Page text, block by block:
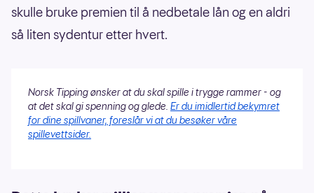
skulle bruke premien til å nedbetale lån og en aldri
så liten sydentur etter hvert.
Norsk Tipping ønsker at du skal spille i trygge rammer - og
at det skal gi spenning og glede. Er du imidlertid bekymret
for dine spillvaner, foreslår vi at du besøker våre
spillevettsider.